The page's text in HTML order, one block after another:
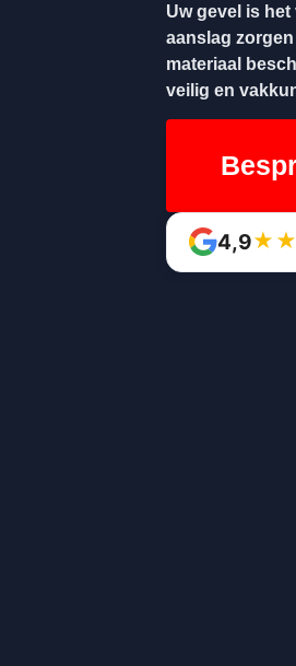
Uw gevel is
aanslag
materiaal
veilig en
4,9★ ★